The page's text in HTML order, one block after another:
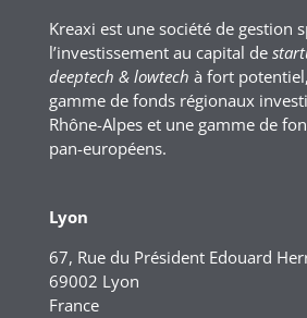
Kreaxi est une société de gestion
l’investissement au capital de
deeptech & lowtech à fort
gamme de fonds régionaux
Rhône-Alpes et une gamme de
pan-européens.
Lyon
67, Rue du Président Edouard
69002 Lyon
France